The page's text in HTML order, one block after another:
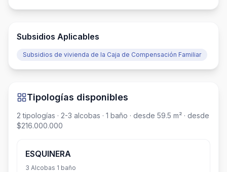
Subsidios Aplicables
Subsidios de vivienda de la Caja de Compensación Familiar
Tipologías disponibles
2 tipologías · 2-3 alcobas · 1 baño · desde 59.5 m² · desde
$216.000.000
ESQUINERA
3 Alcobas 1 baño